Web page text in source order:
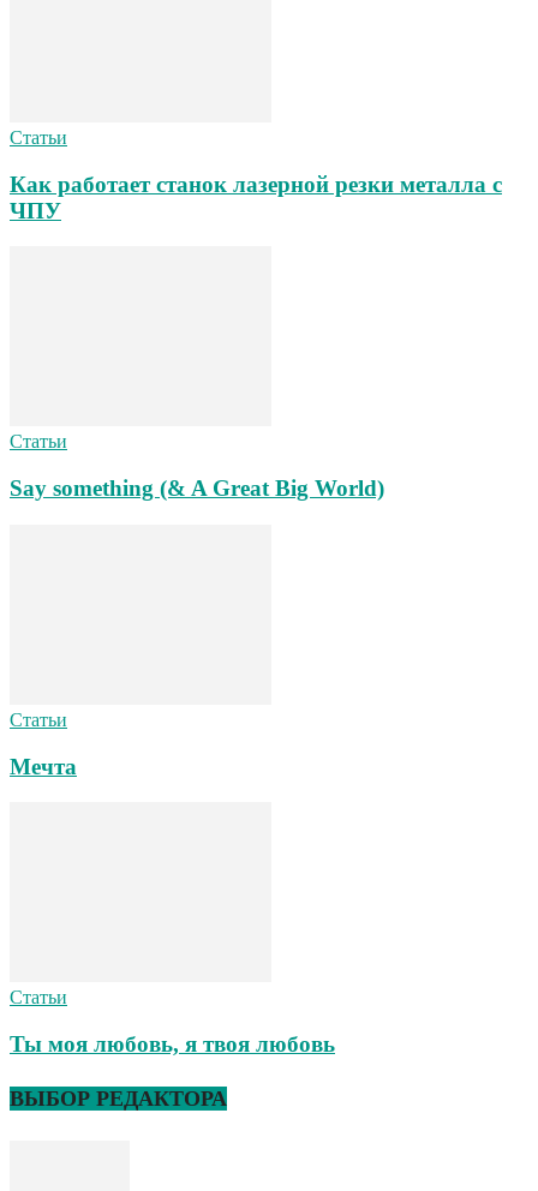
Статьи
Как работает станок лазерной резки металла с
ЧПУ
Статьи
Say something (& A Great Big World)
Статьи
Мечта
Статьи
Ты моя любовь, я твоя любовь
ВЫБОР РЕДАКТОРА